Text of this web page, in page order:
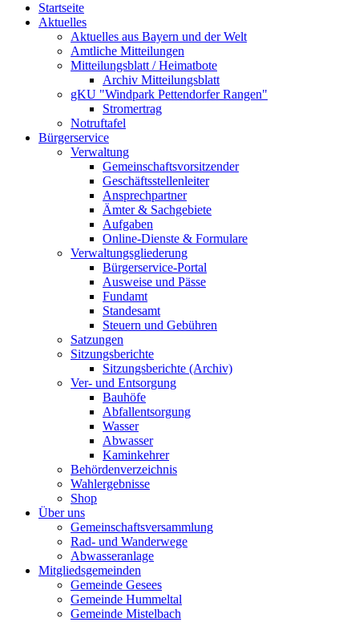
Startseite
Aktuelles
Aktuelles aus Bayern und der Welt
Amtliche Mitteilungen
Mitteilungsblatt / Heimatbote
Archiv Mitteilungsblatt
gKU "Windpark Pettendorfer Rangen"
Stromertrag
Notruftafel
Bürgerservice
Verwaltung
Gemeinschaftsvorsitzender
Geschäftsstellenleiter
Ansprechpartner
Ämter & Sachgebiete
Aufgaben
Online-Dienste & Formulare
Verwaltungsgliederung
Bürgerservice-Portal
Ausweise und Pässe
Fundamt
Standesamt
Steuern und Gebühren
Satzungen
Sitzungsberichte
Sitzungsberichte (Archiv)
Ver- und Entsorgung
Bauhöfe
Abfallentsorgung
Wasser
Abwasser
Kaminkehrer
Behördenverzeichnis
Wahlergebnisse
Shop
Über uns
Gemeinschaftsversammlung
Rad- und Wanderwege
Abwasseranlage
Mitgliedsgemeinden
Gemeinde Gesees
Gemeinde Hummeltal
Gemeinde Mistelbach